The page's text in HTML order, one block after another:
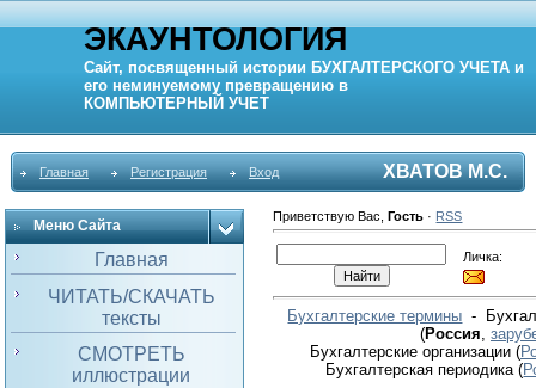
ЭКАУНТОЛОГИЯ
Сайт, посвященный истории БУХГАЛТЕРСКОГО УЧЕТА и
его неминуемому превращению в
КОМПЬЮТЕРНЫЙ УЧЕТ
Главная Регистрация Вход ХВАТОВ М.С.
Меню Сайта
Главная
ЧИТАТЬ/СКАЧАТЬ
тексты
СМОТРЕТЬ
иллюстрации
Приветствую Вас ,Гость · RSS
Личка:
Бухгалтерские термины -
(Россия
Бухгалтерские организации (
Бухгалтерская периодика(